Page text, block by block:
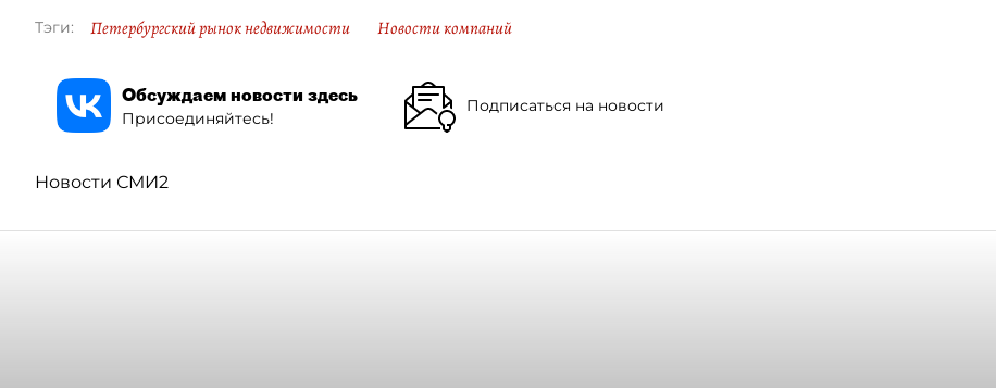
Тэги: Петербургский рынок недвижимости Новости компаний
Обсуждаем новости здесь
Присоединяйтесь!
Подписаться на новости
Новости СМИ2